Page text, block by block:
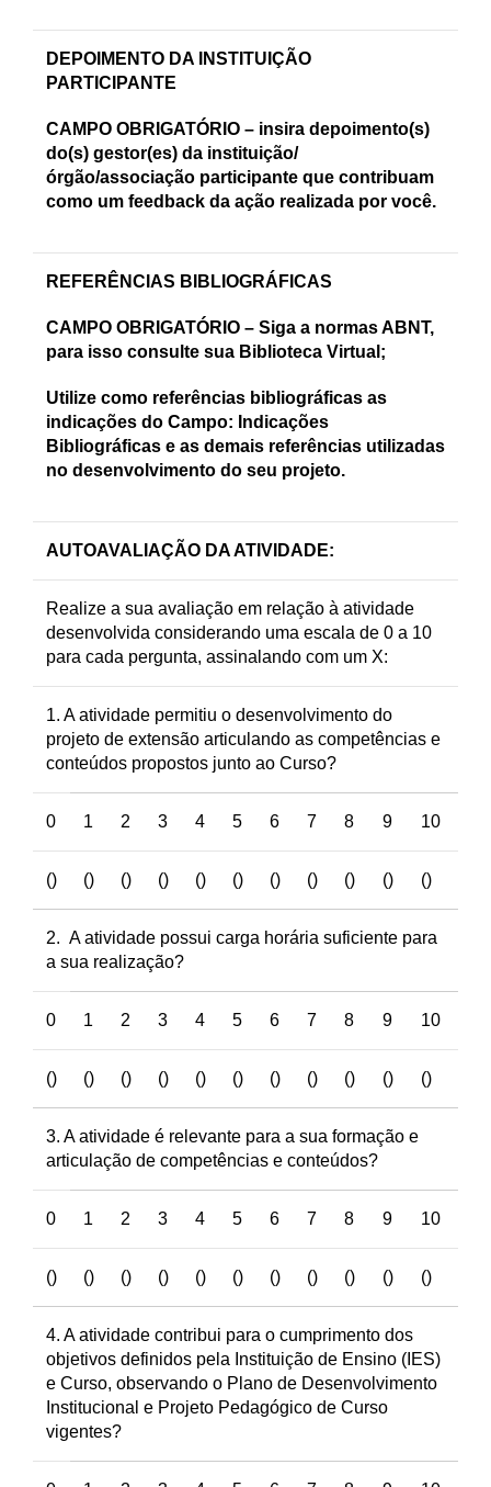
DEPOIMENTO DA INSTITUIÇÃO
PARTICIPANTE
CAMPO OBRIGATÓRIO – insira depoimento(s)
do(s) gestor(es) da instituição/
órgão/associação participante que contribuam
como um feedback da ação realizada por você.
REFERÊNCIAS BIBLIOGRÁFICAS
CAMPO OBRIGATÓRIO – Siga a normas ABNT,
para isso consulte sua Biblioteca Virtual;
Utilize como referências bibliográficas as
indicações do Campo: Indicações
Bibliográficas e as demais referências utilizadas
no desenvolvimento do seu projeto.
AUTOAVALIAÇÃO DA ATIVIDADE:
Realize a sua avaliação em relação à atividade
desenvolvida considerando uma escala de 0 a 10
para cada pergunta, assinalando com um X:
1. A atividade permitiu o desenvolvimento do
projeto de extensão articulando as competências e
conteúdos propostos junto ao Curso?
0 1 2 3 4 5 6 7 8 9 10
() () () () () () () () () () ()
2. A atividade possui carga horária suficiente para
a sua realização?
0 1 2 3 4 5 6 7 8 9 10
() () () () () () () () () () ()
3. A atividade é relevante para a sua formação e
articulação de competências e conteúdos?
0 1 2 3 4 5 6 7 8 9 10
() () () () () () () () () () ()
4. A atividade contribui para o cumprimento dos
objetivos definidos pela Instituição de Ensino (IES)
e Curso, observando o Plano de Desenvolvimento
Institucional e Projeto Pedagógico de Curso
vigentes?